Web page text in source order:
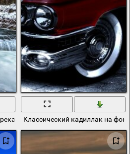
Классический кадиллак на